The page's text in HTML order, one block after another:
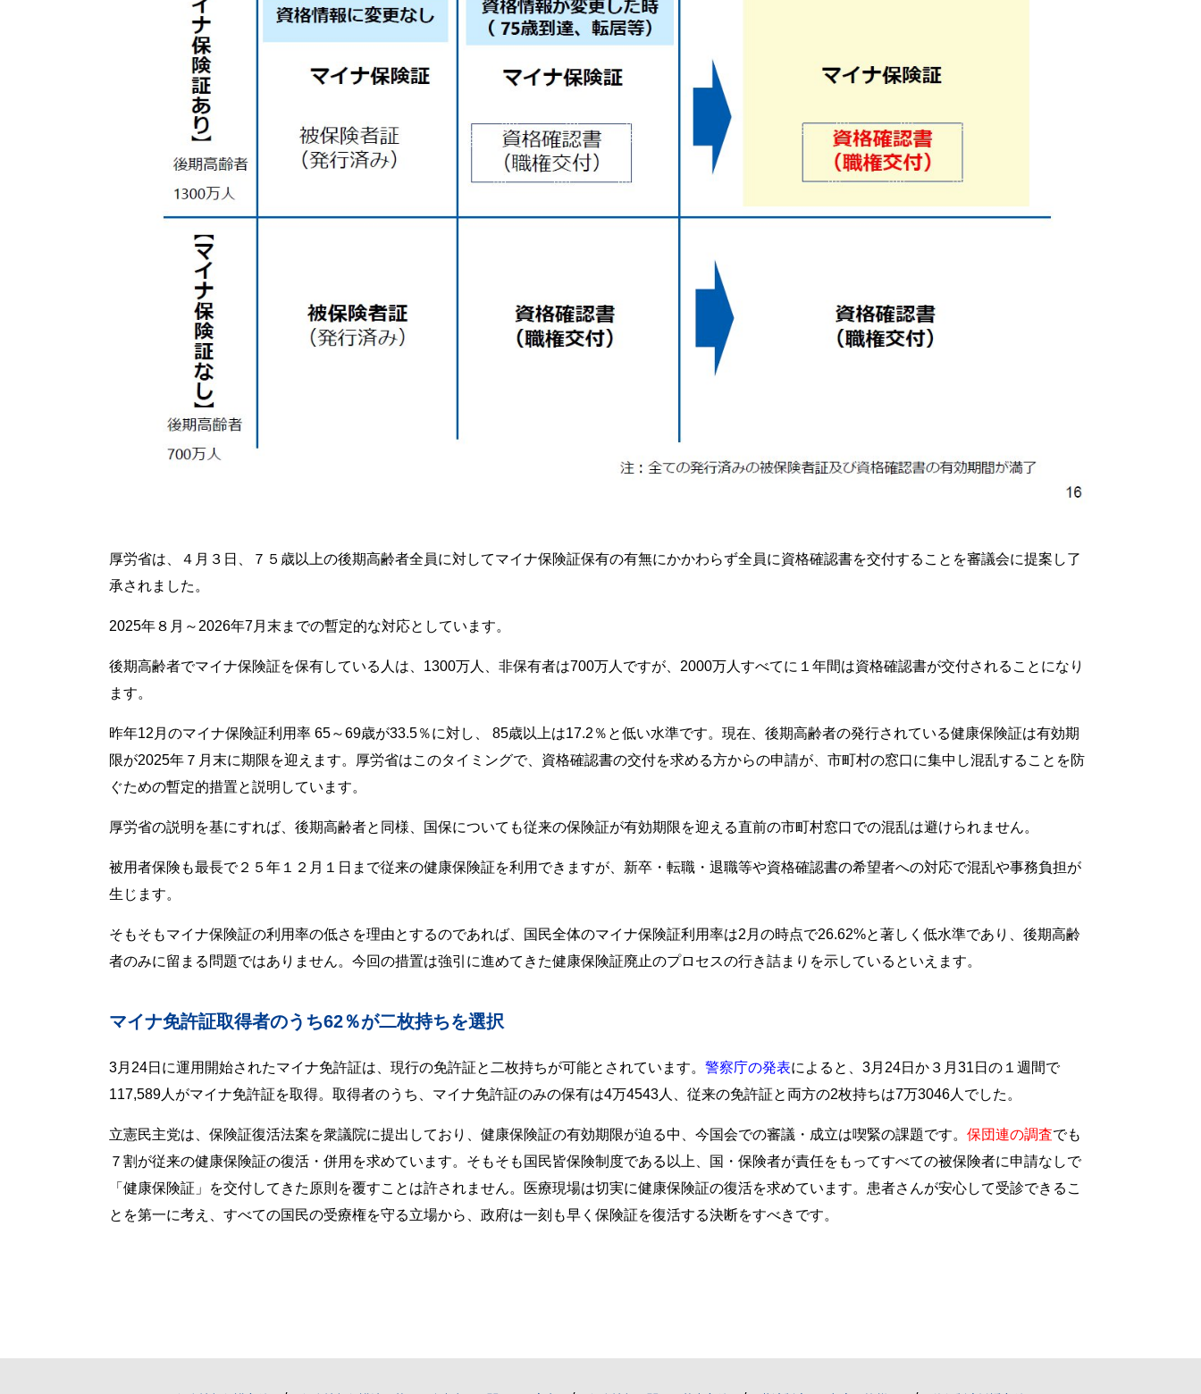
厚労省は、４月３日、７５歳以上の後期高齢者全員に対してマイナ保険証保有の有無にかかわらず全員に資格確認書を交付することを審議会に提案し了
承されました。
2025年８月～2026年7月末までの暫定的な対応としています。
後期高齢者でマイナ保険証を保有している人は、1300万人、非保有者は700万人ですが、2000万人すべてに１年間は資格確認書が交付されることになり
ます。
昨年12月のマイナ保険証利用率 65～69歳が33.5％に対し、 85歳以上は17.2％と低い水準です。現在、後期高齢者の発行されている健康保険証は有効期
限が2025年７月末に期限を迎えます。厚労省はこのタイミングで、資格確認書の交付を求める方からの申請が、市町村の窓口に集中し混乱することを防
ぐための暫定的措置と説明しています。
厚労省の説明を基にすれば、後期高齢者と同様、国保についても従来の保険証が有効期限を迎える直前の市町村窓口での混乱は避けられません。
被用者保険も最長で２５年１２月１日まで従来の健康保険証を利用できますが、新卒・転職・退職等や資格確認書の希望者への対応で混乱や事務負担が
生じます。
そもそもマイナ保険証の利用率の低さを理由とするのであれば、国民全体のマイナ保険証利用率は2月の時点で26.62%と著しく低水準であり、後期高齢
者のみに留まる問題ではありません。今回の措置は強引に進めてきた健康保険証廃止のプロセスの行き詰まりを示しているといえます。
マイナ免許証取得者のうち62％が二枚持ちを選択
3月24日に運用開始されたマイナ免許証は、現行の免許証と二枚持ちが可能とされています。 警察庁の発表によると、3月24日か３月31日の１週間で
117,589人がマイナ免許証を取得。取得者のうち、マイナ免許証のみの保有は4万4543人、従来の免許証と両方の2枚持ちは7万3046人でした。
立憲民主党は、保険証復活法案を衆議院に提出しており、健康保険証の有効期限が迫る中、今国会での審議・成立は喫緊の課題です。 保団連の調査でも
７割が従来の健康保険証の復活・併用を求めています。そもそも国民皆保険制度である以上、国・保険者が責任をもってすべての被保険者に申請なしで
「健康保険証」を交付してきた原則を覆すことは許されません。医療現場は切実に健康保険証の復活を求めています。患者さんが安心して受診できるこ
とを第一に考え、すべての国民の受療権を守る立場から、政府は一刻も早く保険証を復活する決断をすべきです。